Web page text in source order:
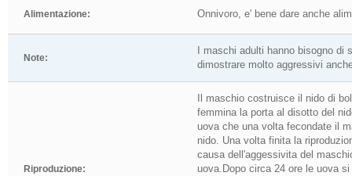
Alimentazione: Onnivoro, e' bene dare anche
Note:
I maschi adulti hanno bisogno
dimostrare molto aggressivi
Riproduzione:
Il maschio costruisce il nido di
femmina la porta al disotto del
uova che una volta fecondate il
nido. Una volta finita la
causa dell'aggessivita del
uova.Dopo circa 24 ore le uova